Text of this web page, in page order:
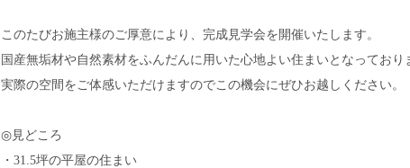
このたびお施主様のご厚意により、完成見学会を開催いたします。
国産無垢材や自然素材をふんだんに用いた心地よい住まいとなっており
実際の空間をご体感いただけますのでこの機会にぜひお越しください。
◎見どころ
・31.5坪の平屋の住まい